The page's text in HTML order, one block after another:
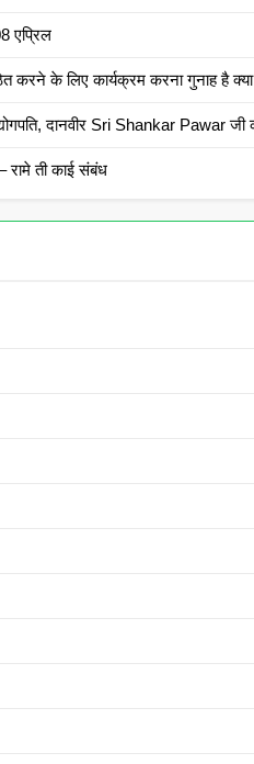
एप्रिल
करने के लिए कार्यक्रम करना गुनाह
दानवीर Sri Shankar Pawar जी
रामे ती काई संबंध